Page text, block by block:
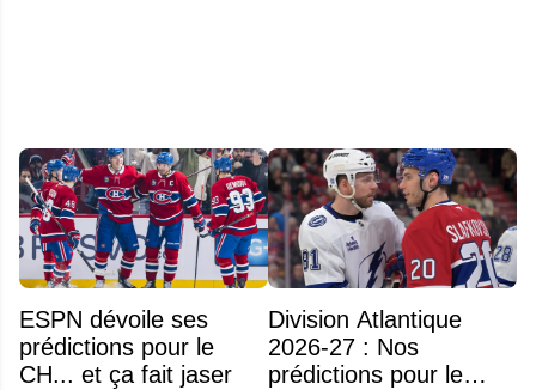
ESPN dévoile ses
prédictions pour le
CH... et ça fait jaser
Division Atlantique
2026-27 : Nos
prédictions pour le